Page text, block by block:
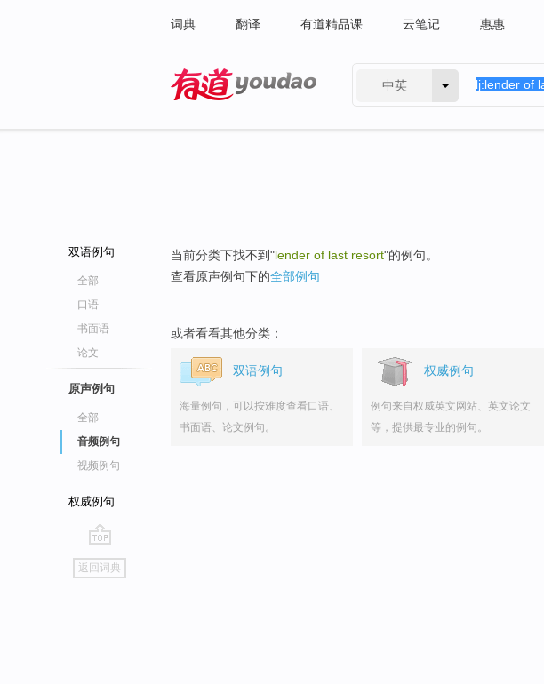
词典 翻译 有道精品课 云笔记 惠惠
中英
双语例句
全部
口语
书面语
论文
原声例句
全部
音频例句
视频例句
权威例句
go
top
返回词典
当前分类下找不到"lender of last resort"的例句。
查看原声例句下的全部例句
或者看看其他分类：
双语例句
海量例句，可以按难度查看口语、
书面语、论文例句。
权威例句
例句来自权威英文网站、英文论文
等，提供最专业的例句。